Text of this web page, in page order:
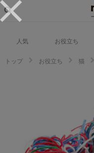
人気 お役立ち
トップ お役立ち 猫